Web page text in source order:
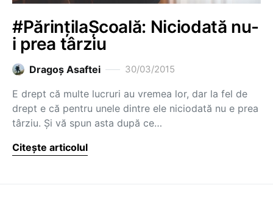
#PărințilaȘcoală: Niciodată nu-
i prea târziu
Dragoş Asaftei 30/03/2015
E drept că multe lucruri au vremea lor, dar la fel de
drept e că pentru unele dintre ele niciodată nu e prea
târziu. Și vă spun asta după ce…
Citește articolul